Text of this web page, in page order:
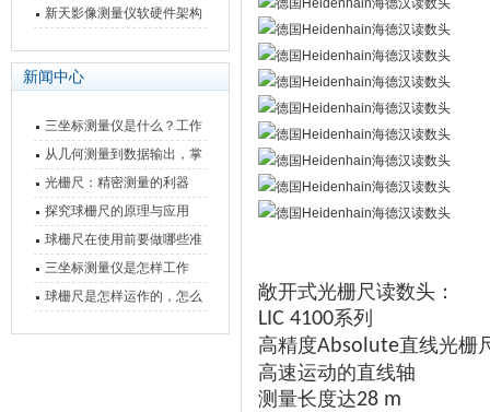
从开机到出报告，新手也能
新天影像测量仪软硬件架构
新闻中心
三坐标测量仪是什么？工作
原理、分类与核心功能一次
讲清
从几何测量到数据输出，掌
握万濠影像测量仪的六大核
心能力
光栅尺：精密测量的利器
探究球栅尺的原理与应用
球栅尺在使用前要做哪些准
备工作？
三坐标测量仪是怎样工作
的，功能有什么优势？
球栅尺是怎样运作的，怎么
敞开式光栅尺读数头：
LIC 4100系列
高精度Absolute直线光栅
高速运动的直线轴
测量长度达28 m